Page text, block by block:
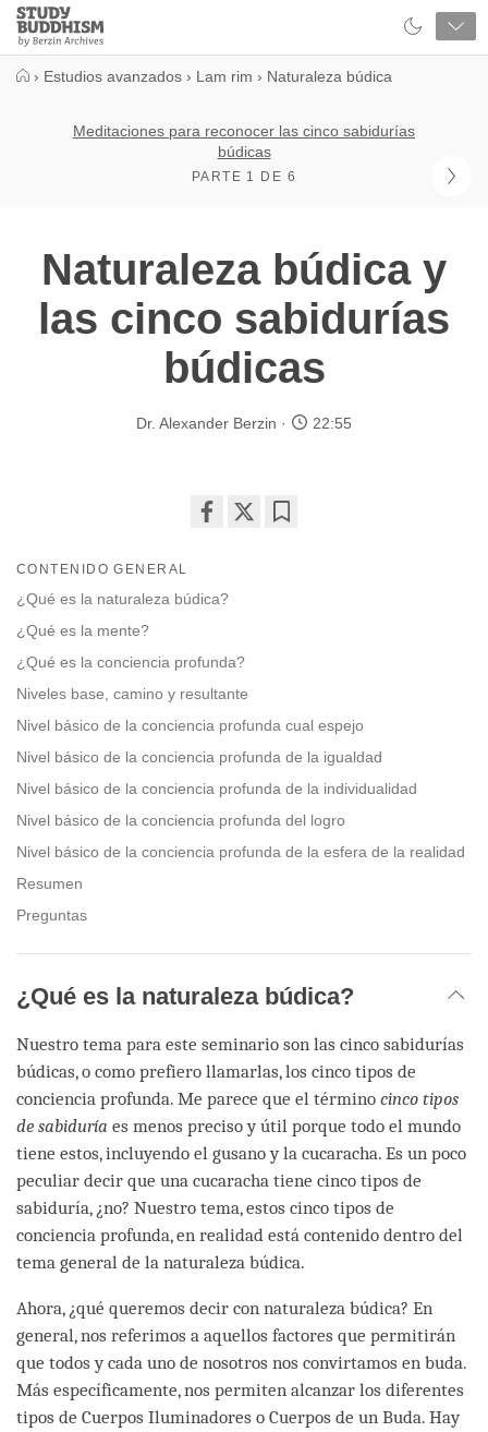
Close
Study
Buddhism
› Estudios avanzados › Lam rim › Naturaleza búdica
Meditaciones para reconocer las cinco sabidurías
búdicas
PARTE 1 DE 6
Naturaleza búdica y
las cinco sabidurías
búdicas
Dr. Alexander Berzin 22:55
facebook
CONTENIDO GENERAL
¿Qué es la naturaleza búdica?
¿Qué es la mente?
¿Qué es la conciencia profunda?
Niveles base, camino y resultante
Nivel básico de la conciencia profunda cual espejo
Nivel básico de la conciencia profunda de la igualdad
Nivel básico de la conciencia profunda de la individualidad
Nivel básico de la conciencia profunda del logro
Nivel básico de la conciencia profunda de la esfera de la realidad
Resumen
Preguntas
¿Qué es la naturaleza búdica?
Nuestro tema para este seminario son las cinco sabidurías
búdicas, o como prefiero llamarlas, los cinco tipos de
conciencia profunda. Me parece que el término cinco tipos
de sabiduría es menos preciso y útil porque todo el mundo
tiene estos, incluyendo el gusano y la cucaracha. Es un poco
peculiar decir que una cucaracha tiene cinco tipos de
sabiduría, ¿no? Nuestro tema, estos cinco tipos de
conciencia profunda, en realidad está contenido dentro del
tema general de la naturaleza búdica.
Ahora, ¿qué queremos decir con naturaleza búdica? En
general, nos referimos a aquellos factores que permitirán
que todos y cada uno de nosotros nos convirtamos en buda.
Más específicamente, nos permiten alcanzar los diferentes
tipos de Cuerpos Iluminadores o Cuerpos de un Buda. Hay